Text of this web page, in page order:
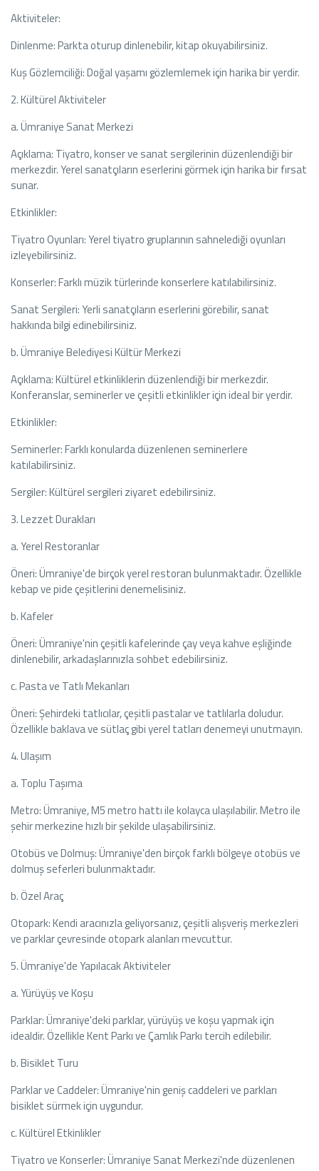
Aktiviteler:
Dinlenme: Parkta oturup dinlenebilir, kitap okuyabilirsiniz.
Kuş Gözlemciliği: Doğal yaşamı gözlemlemek için harika bir yerdir.
2. Kültürel Aktiviteler
a. Ümraniye Sanat Merkezi
Açıklama: Tiyatro, konser ve sanat sergilerinin düzenlendiği bir
merkezdir. Yerel sanatçıların eserlerini görmek için harika bir fırsat
sunar.
Etkinlikler:
Tiyatro Oyunları: Yerel tiyatro gruplarının sahnelediği oyunları
izleyebilirsiniz.
Konserler: Farklı müzik türlerinde konserlere katılabilirsiniz.
Sanat Sergileri: Yerli sanatçıların eserlerini görebilir, sanat
hakkında bilgi edinebilirsiniz.
b. Ümraniye Belediyesi Kültür Merkezi
Açıklama: Kültürel etkinliklerin düzenlendiği bir merkezdir.
Konferanslar, seminerler ve çeşitli etkinlikler için ideal bir yerdir.
Etkinlikler:
Seminerler: Farklı konularda düzenlenen seminerlere
katılabilirsiniz.
Sergiler: Kültürel sergileri ziyaret edebilirsiniz.
3. Lezzet Durakları
a. Yerel Restoranlar
Öneri: Ümraniye'de birçok yerel restoran bulunmaktadır. Özellikle
kebap ve pide çeşitlerini denemelisiniz.
b. Kafeler
Öneri: Ümraniye'nin çeşitli kafelerinde çay veya kahve eşliğinde
dinlenebilir, arkadaşlarınızla sohbet edebilirsiniz.
c. Pasta ve Tatlı Mekanları
Öneri: Şehirdeki tatlıcılar, çeşitli pastalar ve tatlılarla doludur.
Özellikle baklava ve sütlaç gibi yerel tatları denemeyi unutmayın.
4. Ulaşım
a. Toplu Taşıma
Metro: Ümraniye, M5 metro hattı ile kolayca ulaşılabilir. Metro ile
şehir merkezine hızlı bir şekilde ulaşabilirsiniz.
Otobüs ve Dolmuş: Ümraniye'den birçok farklı bölgeye otobüs ve
dolmuş seferleri bulunmaktadır.
b. Özel Araç
Otopark: Kendi aracınızla geliyorsanız, çeşitli alışveriş merkezleri
ve parklar çevresinde otopark alanları mevcuttur.
5. Ümraniye'de Yapılacak Aktiviteler
a. Yürüyüş ve Koşu
Parklar: Ümraniye'deki parklar, yürüyüş ve koşu yapmak için
idealdir. Özellikle Kent Parkı ve Çamlık Parkı tercih edilebilir.
b. Bisiklet Turu
Parklar ve Caddeler: Ümraniye'nin geniş caddeleri ve parkları
bisiklet sürmek için uygundur.
c. Kültürel Etkinlikler
Tiyatro ve Konserler: Ümraniye Sanat Merkezi'nde düzenlenen